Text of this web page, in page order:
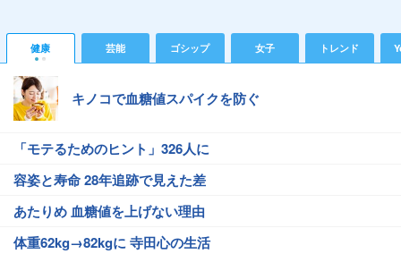
健康 芸能 ゴシップ 女子 トレンド
キノコで血糖値スパイクを防ぐ
「モテるためのヒント」326人に
容姿と寿命 28年追跡で見えた差
あたりめ 血糖値を上げない理由
体重62kg→82kgに 寺田心の生活